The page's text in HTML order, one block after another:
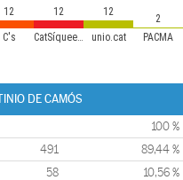
C's CatSíqueesPot unio.cat PACMA
12 12 12
2
DE CAMÓS
100 %
491 89,44 %
58 10,56 %